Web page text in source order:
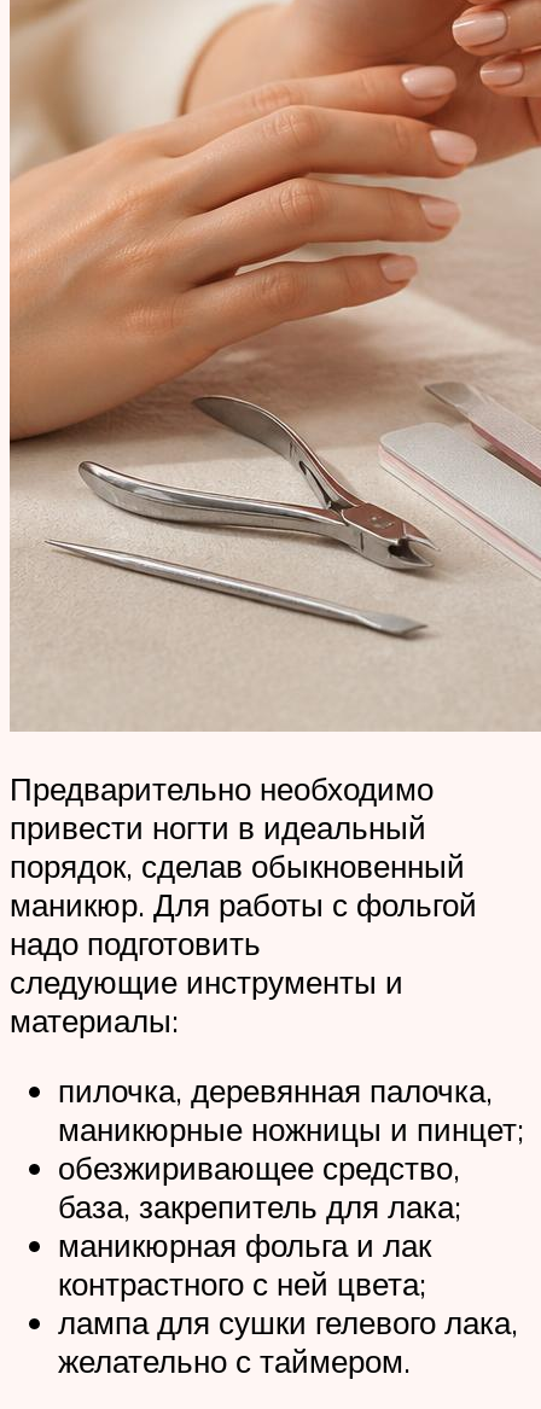
Предварительно необходимо
привести ногти в идеальный
порядок, сделав обыкновенный
маникюр. Для работы с фольгой
надо подготовить
следующие инструменты и
материалы:
пилочка, деревянная палочка,
маникюрные ножницы и пинцет;
обезжиривающее средство,
база, закрепитель для лака;
маникюрная фольга и лак
контрастного с ней цвета;
лампа для сушки гелевого лака,
желательно с таймером.